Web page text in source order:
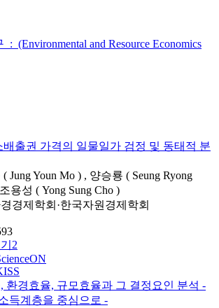
(Environmental and Resource Economics
배출권 가격의 일물일가 검정 및 동태적 분
( Jung Youn Mo ) , 양승룡 ( Seung Ryong
용성 ( Yong Sung Cho )
경제학회·한국자원경제학회
2
환경효율, 규모효율과 그 결정요인 분석 -
득계층을 중심으로 -